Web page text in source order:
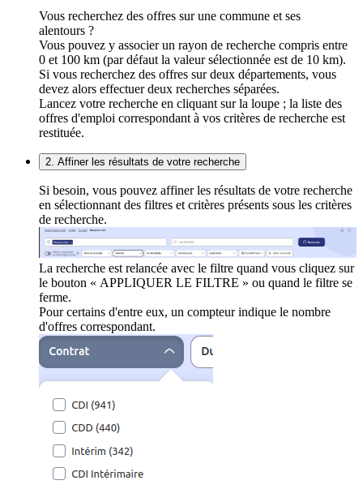
Vous recherchez des offres sur une commune et ses
alentours ?
Vous pouvez y associer un rayon de recherche compris entre
0 et 100 km (par défaut la valeur sélectionnée est de 10 km).
Si vous recherchez des offres sur deux départements, vous
devez alors effectuer deux recherches séparées.
Lancez votre recherche en cliquant sur la loupe ; la liste des
offres d'emploi correspondant à vos critères de recherche est
restituée.
2. Affiner les résultats de votre recherche
Si besoin, vous pouvez affiner les résultats de votre recherche
en sélectionnant des filtres et critères présents sous les critères
de recherche.
La recherche est relancée avec le filtre quand vous cliquez sur
le bouton « APPLIQUER LE FILTRE » ou quand le filtre se
ferme.
Pour certains d'entre eux, un compteur indique le nombre
d'offres correspondant.